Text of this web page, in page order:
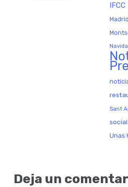
IFCC
Madrid
Sant
social
Unas
Deja un